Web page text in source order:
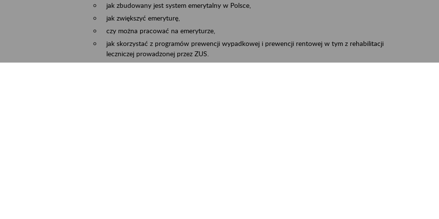
jak zbudowany jest system emerytalny w Polsce,
jak zwiększyć emeryturę,
czy można pracować na emeryturze,
jak skorzystać z programów prewencji wypadkowej i prewencji rentowej w tym z rehabilitacji
leczniczej prowadzonej przez ZUS.